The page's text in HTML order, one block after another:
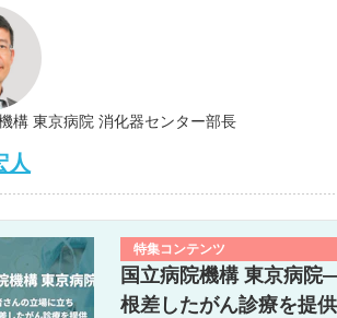
構 東京病院 消化器センター部長
人
特集コンテンツ
国立病院機構 東京病院
根差したがん診療を提供